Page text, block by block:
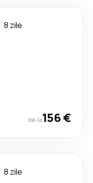
8 zile
de la156 €
8 zile